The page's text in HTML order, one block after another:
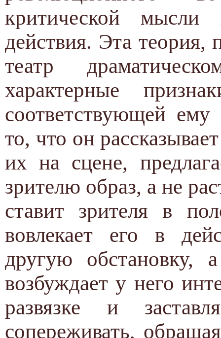
критической мысли
действия. Эта теория,
театр
характерные
соответствующей ему
то, что он
их на сцене,
зрителю образ, а не
ставит зрителя в
вовлекает его в
другую обстановку,
возбуждает у него
развязке и
сопереживать,